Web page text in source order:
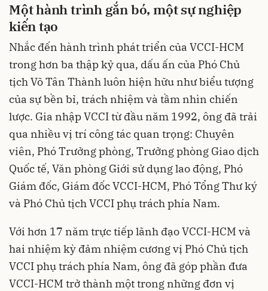
Một hành trình gắn bó, một sự nghiệp
kiến tạo
Nhắc đến hành trình phát triển của VCCI-HCM
trong hơn ba thập kỷ qua, dấu ấn của Phó Chủ
tịch Võ Tân Thành luôn hiện hữu như biểu tượng
của sự bền bỉ, trách nhiệm và tầm nhìn chiến
lược. Gia nhập VCCI từ đầu năm 1992, ông đã trải
qua nhiều vị trí công tác quan trọng: Chuyên
viên, Phó Trưởng phòng, Trưởng phòng Giao dịch
Quốc tế, Văn phòng Giới sử dụng lao động, Phó
Giám đốc, Giám đốc VCCI-HCM, Phó Tổng Thư ký
và Phó Chủ tịch VCCI phụ trách phía Nam.
Với hơn 17 năm trực tiếp lãnh đạo VCCI-HCM và
hai nhiệm kỳ đảm nhiệm cương vị Phó Chủ tịch
VCCI phụ trách phía Nam, ông đã góp phần đưa
VCCI-HCM trở thành một trong những đơn vị